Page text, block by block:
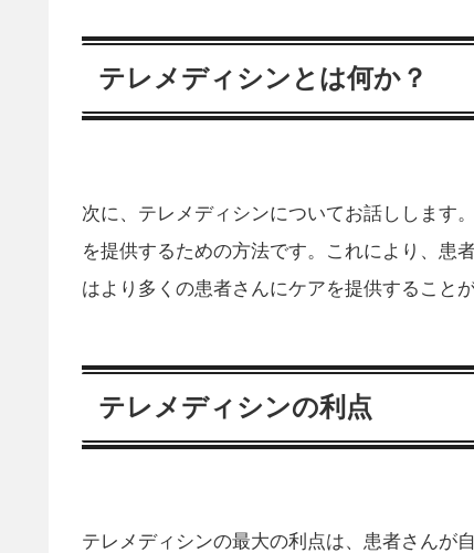
テレメディシンとは何か？
次に、テレメディシンについてお話しします
を提供するための方法です。これにより、患
はより多くの患者さんにケアを提供することが
テレメディシンの利点
テレメディシンの最大の利点は、患者さんが